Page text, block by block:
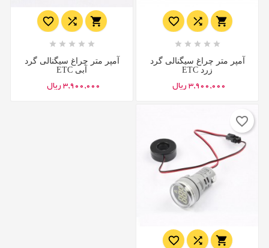



    
آمپر متر چراغ سیگنالی گرد
زرد ETC
3,900,000 ریال



    
آمپر متر چراغ سیگنالی گرد
آبی ETC
3,900,000 ریال



favorite_border